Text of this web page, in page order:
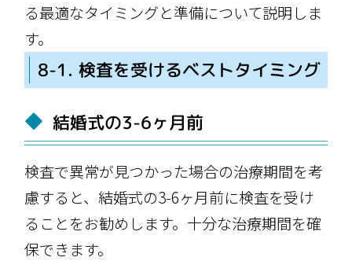
る最適なタイミングと準備について説明しま
す。
8-1. 検査を受けるベストタイミング
結婚式の3-6ヶ月前
検査で異常が見つかった場合の治療期間を考
慮すると、結婚式の3-6ヶ月前に検査を受け
ることをお勧めします。十分な治療期間を確
保できます。